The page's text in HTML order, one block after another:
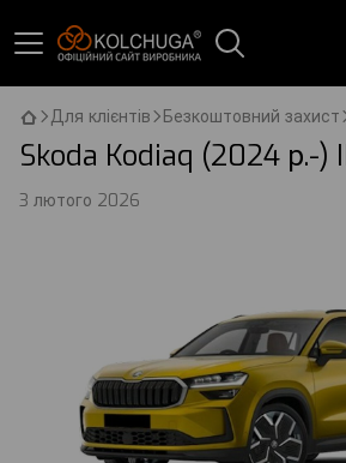
Для клієнтів Безкоштовний захист
Skoda Kodiaq (2024 р.-)
3 лютого 2026